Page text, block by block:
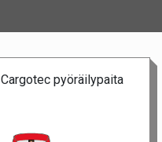
Cargotec pyöräilypaita